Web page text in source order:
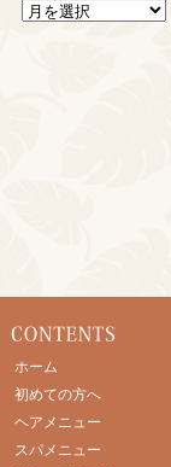
ホーム
初めての方へ
ヘアメニュー
スパメニュー